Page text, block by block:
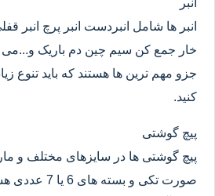
انبر
انبر ها شامل انبردست انبر پرچ انبر
خار جمع کن سیم چین دم باریک و...می
جزو مهم ترین ها هستند که باید تنوع
کنید.
پیچ گوشتی
پیچ گوشتی ها در سایزهای مختلف و
صورت تکی و بسته